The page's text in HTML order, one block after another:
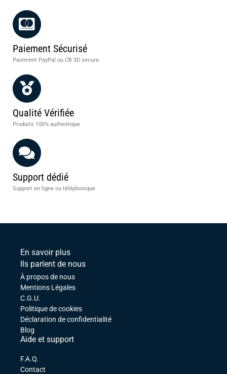
Paiement Sécurisé
Paiement PayPal ou CB 3D secure
Qualité Vérifiée
Produits 100% authentique
Support dédié
Support en ligne ou téléphonique
En savoir plus
Ils parlent de nous
À propos de nous
Mentions Légales
C.G.U.
Politique de cookies
Déclaration de confidentialité
Blog
Aide et support
F.A.Q.
Contact